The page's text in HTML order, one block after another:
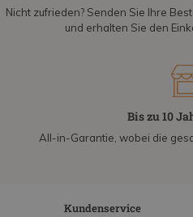
Nicht zufrieden? Senden Sie Ihre
und erhalten Sie den
Bis zu 10
All-in-Garantie, wobei die
Kundenservice